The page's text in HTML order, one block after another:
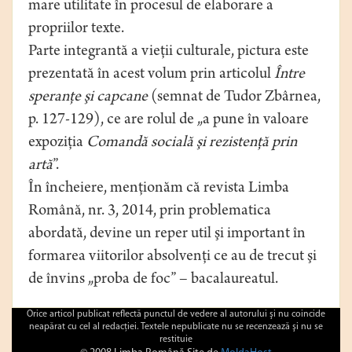
mare utilitate în procesul de elaborare a
propriilor texte.
Parte integrantă a vieţii culturale, pictura este
prezentată în acest volum prin articolulÎntre
speranţe şi capcane(semnat de Tudor Zbârnea,
p. 127-129), ce are rolul de „a pune în valoare
expoziţia Comandă socială şi rezistenţă prin
artă”.
În încheiere, menţionăm că revista Limba
Română, nr. 3, 2014, prin problematica
abordată, devine un reper util şi important în
formarea viitorilor absolvenţi ce au de trecut şi
de învins „proba de foc” – bacalaureatul.
Orice articol publicat reflectă punctul de vedere al autorului şi nu coincide
neapărat cu cel al redacţiei. Textele nepublicate nu se recenzează şi nu se
restituie